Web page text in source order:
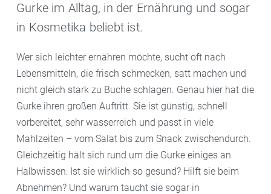
Gurke im Alltag, in der Ernährung und sogar
in Kosmetika beliebt ist.
Wer sich leichter ernähren möchte, sucht oft nach
Lebensmitteln, die frisch schmecken, satt machen und
nicht gleich stark zu Buche schlagen. Genau hier hat die
Gurke ihren großen Auftritt. Sie ist günstig, schnell
vorbereitet, sehr wasserreich und passt in viele
Mahlzeiten – vom Salat bis zum Snack zwischendurch.
Gleichzeitig hält sich rund um die Gurke einiges an
Halbwissen: Ist sie wirklich so gesund? Hilft sie beim
Abnehmen? Und warum taucht sie sogar in